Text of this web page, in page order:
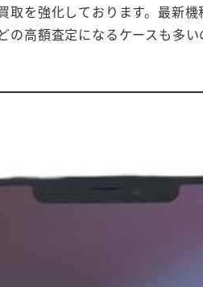
取を強化しております。最新
の高額査定になるケースも多